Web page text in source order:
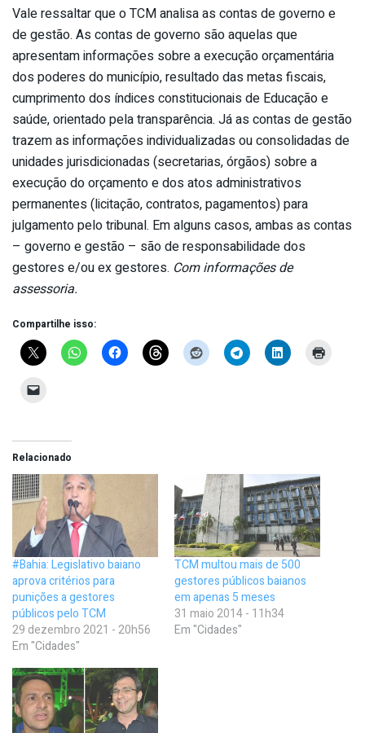
Vale ressaltar que o TCM analisa as contas de governo e
de gestão. As contas de governo são aquelas que
apresentam informações sobre a execução orçamentária
dos poderes do município, resultado das metas fiscais,
cumprimento dos índices constitucionais de Educação e
saúde, orientado pela transparência. Já as contas de gestão
trazem as informações individualizadas ou consolidadas de
unidades jurisdicionadas (secretarias, órgãos) sobre a
execução do orçamento e dos atos administrativos
permanentes (licitação, contratos, pagamentos) para
julgamento pelo tribunal. Em alguns casos, ambas as contas
– governo e gestão – são de responsabilidade dos
gestores e/ou ex gestores. Com informações de
assessoria.
Compartilhe isso:
Relacionado
#Bahia: Legislativo baiano
aprova critérios para
punições a gestores
públicos pelo TCM
29 dezembro 2021 - 20h56
Em "Cidades"
TCM multou mais de 500
gestores públicos baianos
em apenas 5 meses
31 maio 2014 - 11h34
Em "Cidades"